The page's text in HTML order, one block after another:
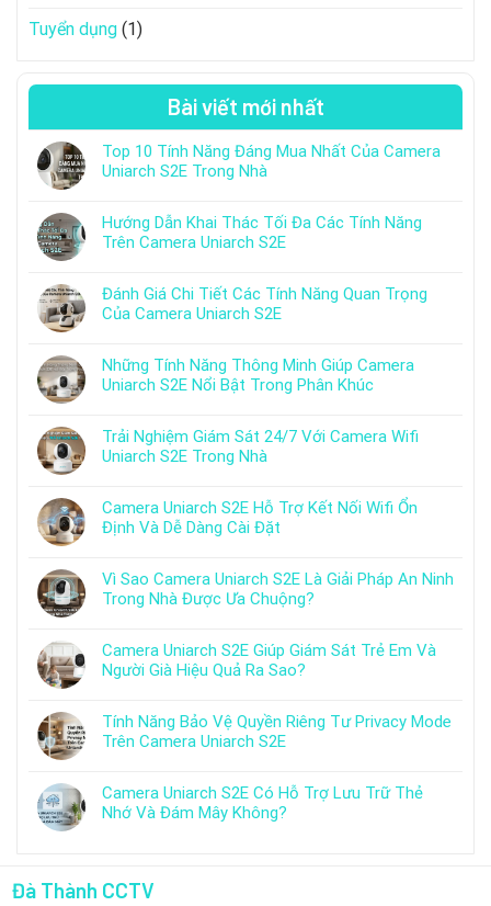
Tuyển dụng (1)
Bài viết mới nhất
Top 10 Tính Năng Đáng Mua Nhất Của Camera
Uniarch S2E Trong Nhà
Hướng Dẫn Khai Thác Tối Đa Các Tính Năng
Trên Camera Uniarch S2E
Đánh Giá Chi Tiết Các Tính Năng Quan Trọng
Của Camera Uniarch S2E
Những Tính Năng Thông Minh Giúp Camera
Uniarch S2E Nổi Bật Trong Phân Khúc
Trải Nghiệm Giám Sát 24/7 Với Camera Wifi
Uniarch S2E Trong Nhà
Camera Uniarch S2E Hỗ Trợ Kết Nối Wifi Ổn
Định Và Dễ Dàng Cài Đặt
Vì Sao Camera Uniarch S2E Là Giải Pháp An Ninh
Trong Nhà Được Ưa Chuộng?
Camera Uniarch S2E Giúp Giám Sát Trẻ Em Và
Người Già Hiệu Quả Ra Sao?
Tính Năng Bảo Vệ Quyền Riêng Tư Privacy Mode
Trên Camera Uniarch S2E
Camera Uniarch S2E Có Hỗ Trợ Lưu Trữ Thẻ
Nhớ Và Đám Mây Không?
Đà Thành CCTV